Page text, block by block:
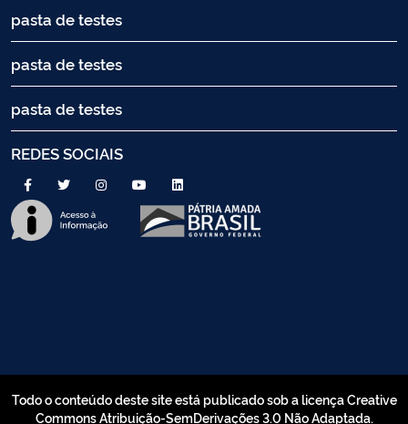
pasta de testes
pasta de testes
pasta de testes
REDES SOCIAIS
Todo o conteúdo deste site está publicado sob a licença Creative
Commons Atribuição-SemDerivações 3.0 Não Adaptada.